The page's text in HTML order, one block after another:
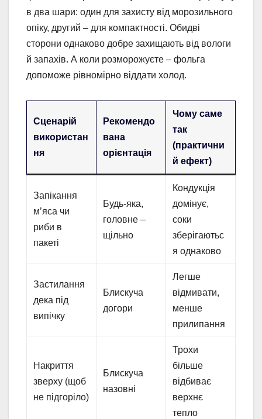
в два шари: один для захисту від морозильного
опіку, другий – для компактності. Обидві
сторони однаково добре захищають від вологи
й запахів. А коли розморожуєте – фольга
допоможе рівномірно віддати холод.
Сценарій
використан
ня
Рекомендо
вана
орієнтація
Чому саме
так
(практични
й ефект)
Запікання
м’яса чи
риби в
пакеті
Будь-яка,
головне –
щільно
Кондукція
домінує,
соки
зберігаютьс
я однаково
Застилання
дека під
випічку
Блискуча
догори
Легше
відмивати,
менше
прилипання
Накриття
зверху (щоб
не підгоріло)
Блискуча
назовні
Трохи
більше
відбиває
верхнє
тепло